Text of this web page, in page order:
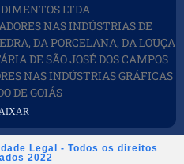
LTDA
NAS INDÚSTRIAS DE
DA PORCELANA, DA LOUÇA
DE SÃO JOSÉ DOS CAMPOS
NAS INDÚSTRIAS GRÁFICAS
DE GOIÁS
Legal - Todos os direitos
2022